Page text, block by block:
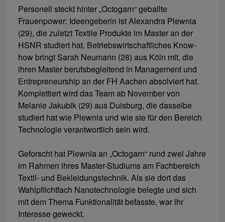
Personell steckt hinter „Octogarn“ geballte
Frauenpower: Ideengeberin ist Alexandra Plewnia
(29), die zuletzt Textile Produkte im Master an der
HSNR studiert hat. Betriebswirtschaftliches Know-
how bringt Sarah Neumann (28) aus Köln mit, die
ihren Master berufsbegleitend in Management und
Entrepreneurship an der FH Aachen absolviert hat.
Komplettiert wird das Team ab November von
Melanie Jakubik (29) aus Duisburg, die dasselbe
studiert hat wie Plewnia und wie sie für den Bereich
Technologie verantwortlich sein wird.
Geforscht hat Plewnia an „Octogarn“ rund zwei Jahre
im Rahmen ihres Master-Studiums am Fachbereich
Textil- und Bekleidungstechnik. Als sie dort das
Wahlpflichtfach Nanotechnologie belegte und sich
mit dem Thema Funktionalität befasste, war ihr
Interesse geweckt.